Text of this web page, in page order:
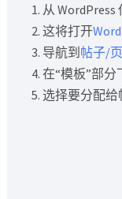
从
这将打开
导航到帖子/
在“模板”部
选择要分配给